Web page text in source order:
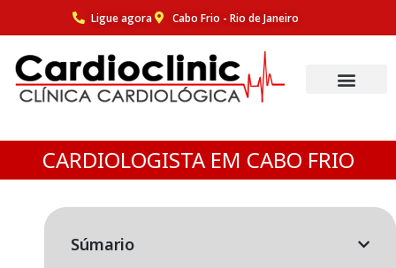
para
o
Ligue agora Cabo Frio - Rio de Janeiro
CARDIOLOGISTA EM CABO FRIO
Súmario